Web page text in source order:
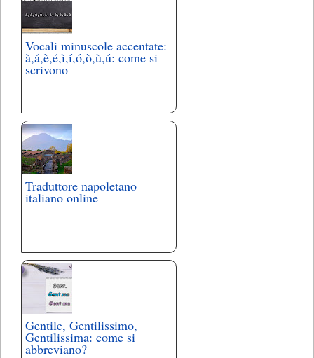
Vocali minuscole accentate:
à,á,è,é,ì,í,ó,ò,ù,ú: come si
scrivono
Traduttore napoletano
italiano online
Gentile, Gentilissimo,
Gentilissima: come si
abbreviano?